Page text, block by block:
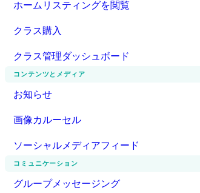
ホームリスティングを閲覧
クラス購入
クラス管理ダッシュボード
コンテンツとメディア
お知らせ
画像カルーセル
ソーシャルメディアフィード
コミュニケーション
グループメッセージング